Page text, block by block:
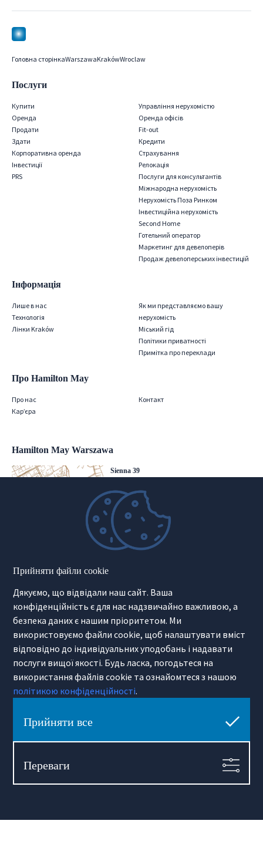
Головна сторінкаWarszawaKrakówWroclaw
Послуги
Купити
Оренда
Продати
Здати
Корпоративна оренда
Iнвестиції
PRS
Управління нерухомістю
Оренда офісів
Fit-out
Кредити
Страхування
Релокація
Послуги для консультантів
Міжнародна нерухомість
Нерухомість Поза Ринком
Інвестиційна нерухомість
Second Home
Готельний оператор
Маркетинг для девелоперів
Продаж девелоперських інвестицій
Інформація
Лише в нас
Технологія
Лінки Kraków
Як ми представляємо вашу
нерухомість
Міський гід
Політики приватності
Примітка про переклади
Про Hamilton May
Про нас
Кар’єра
Контакт
Hamilton May Warszawa
Sienna 39
(+48) 22 428 16 15
warsaw@hamiltonmay.com
31-117 Krakow
(+48) 12 426 51 26
krakow@hamiltonmay.com
Hamilton May Wrocław
wroclaw@hamiltonmay.com
Прийняти файли cookie
Дякуємо, що відвідали наш сайт. Ваша
конфіденційність є для нас надзвичайно важливою, а
безпека даних є нашим пріоритетом. Ми
використовуємо файли cookie, щоб налаштувати вміст
відповідно до індивідуальних уподобань і надавати
послуги вищої якості. Будь ласка, погодьтеся на
використання файлів cookie та ознайомтеся з нашою
політикою конфіденційності.
Прийняти все
Переваги